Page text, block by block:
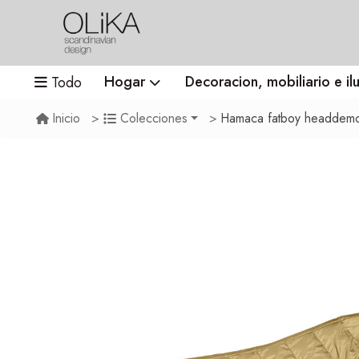
Todo Hogar Decoracion, mobiliario e
Inicio Colecciones Hamaca fatboy